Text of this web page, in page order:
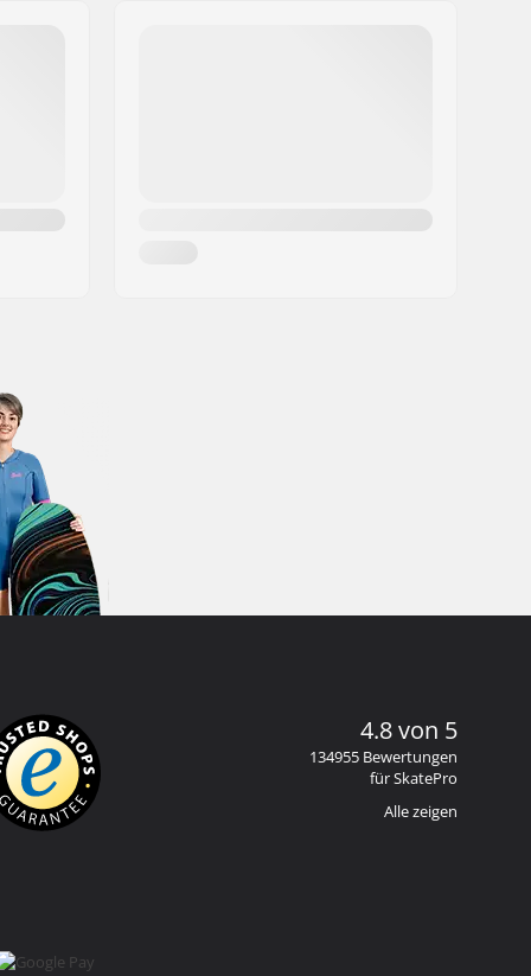
4.8 von 5
134955 Bewertungen
für SkatePro
Alle zeigen